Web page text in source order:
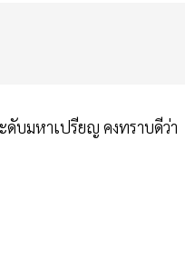
ดับมหาเปรียญ คงทราบดีว่า